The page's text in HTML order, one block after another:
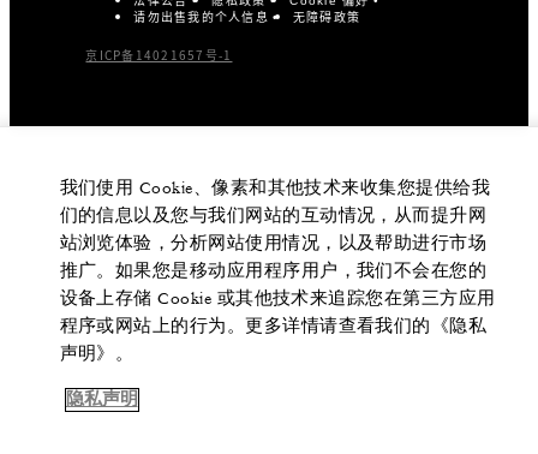
请勿出售我的个人信息 无障碍政策
京ICP备14021657号-1
我们使用 Cookie、像素和其他技术来收集您提供给我
们的信息以及您与我们网站的互动情况，从而提升网
站浏览体验，分析网站使用情况，以及帮助进行市场
推广。如果您是移动应用程序用户，我们不会在您的
设备上存储 Cookie 或其他技术来追踪您在第三方应用
程序或网站上的行为。更多详情请查看我们的《隐私
声明》。
隐私声明